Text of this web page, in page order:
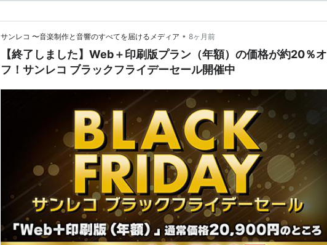
サンレコ 〜音楽制作と音響のすべてを届けるメディア • 8ヶ月前
【終了しました】Web＋印刷版プラン（年額）の価格が約20％オ
フ！サンレコ ブラックフライデーセール開催中